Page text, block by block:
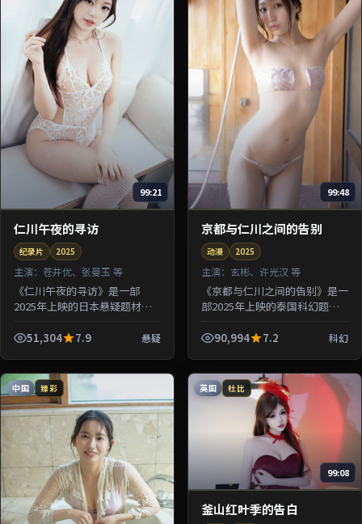
99:21
仁川午夜的寻访
纪录片 2025
主演： 苍井优、张曼玉 等
《仁川午夜的寻访》是一部
2025年上映的日本悬疑题材纪
优、张曼玉、章子怡、河正宇等
51,304 7.9 悬疑
99:48
京都与仁川之间的告别
动漫 2025
主演： 玄彬、许光汉 等
《京都与仁川之间的告别》是一
部2025年上映的泰国科幻题材
光汉、朱一龙等参演。剧情让一
90,994 7.2 科幻
中国 臻彩 英国 杜比
99:08
釜山红叶季的告白